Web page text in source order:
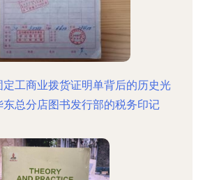
工商业拨货证明单背后的历史光
东总分店图书发行部的税务印记